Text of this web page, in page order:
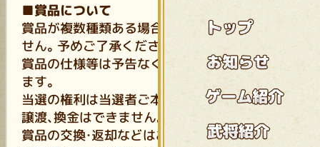
■賞品について
賞品が複数種類ある場合、賞品をご選択が出来ま
せん。予めご了承ください。
賞品の仕様等は予告なく変更となる場合があり
ます。
当選の権利は当選者ご本人のものとし、他者への
譲渡、換金はできません。
賞品の交換・返却などはお受け出来かねます。